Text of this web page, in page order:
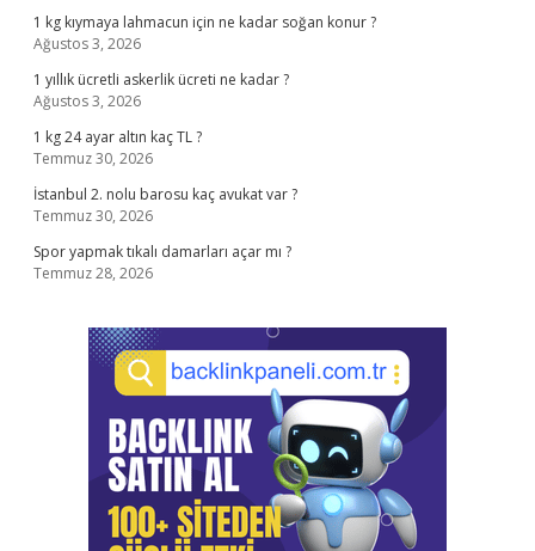
1 kg kıymaya lahmacun için ne kadar soğan konur ?
Ağustos 3, 2026
1 yıllık ücretli askerlik ücreti ne kadar ?
Ağustos 3, 2026
1 kg 24 ayar altın kaç TL ?
Temmuz 30, 2026
İstanbul 2. nolu barosu kaç avukat var ?
Temmuz 30, 2026
Spor yapmak tıkalı damarları açar mı ?
Temmuz 28, 2026